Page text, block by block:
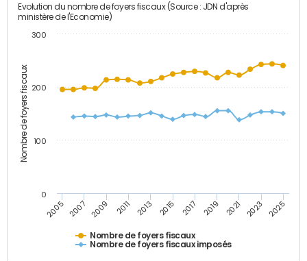
Nombre de foyers fiscaux
Evolution du nombre de foyers fiscaux (Source : JDN d'après
ministère de l'Economie)
Nombre de foyers fiscaux
Nombre de foyers fiscaux imposés
2005 2007 2009 2011 2013 2015 2017 2019 2021 2023 2025
0
100
200
300